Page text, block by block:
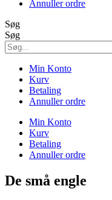
Annuller ordre
Søg
Søg
Min Konto
Kurv
Betaling
Annuller ordre
Min Konto
Kurv
Betaling
Annuller ordre
De små engle